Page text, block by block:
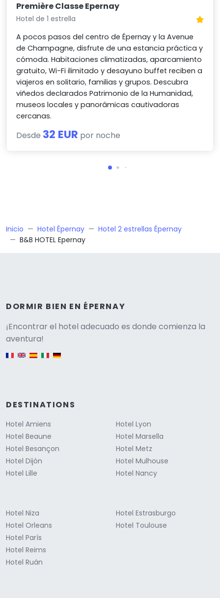
Première Classe Epernay
Hotel de 1 estrella
A pocos pasos del centro de Épernay y la Avenue
de Champagne, disfrute de una estancia práctica y
cómoda. Habitaciones climatizadas, aparcamiento
gratuito, Wi-Fi ilimitado y desayuno buffet reciben a
viajeros en solitario, familias y grupos. Descubra
viñedos declarados Patrimonio de la Humanidad,
museos locales y panorámicas cautivadoras
cercanas.
Desde 32 EUR por noche
Inicio Hotel Épernay
Hotel 2 estrellas Épernay
B&B HOTEL Epernay
DORMIR BIEN EN ÉPERNAY
¡Encontrar el hotel adecuado es donde comienza la
aventura!
English version
DESTINATIONS
Hotel Amiens
Hotel Beaune
Hotel Besançon
Hotel Dijón
Hotel Lille
Hotel Lyon
Hotel Marsella
Hotel Metz
Hotel Mulhouse
Hotel Nancy
Hotel Niza
Hotel Orleans
Hotel París
Hotel Reims
Hotel Ruán
Hotel Estrasburgo
Hotel Toulouse